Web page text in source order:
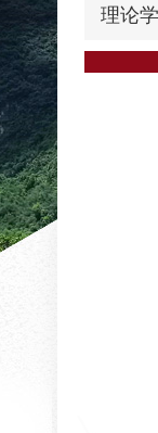
理论